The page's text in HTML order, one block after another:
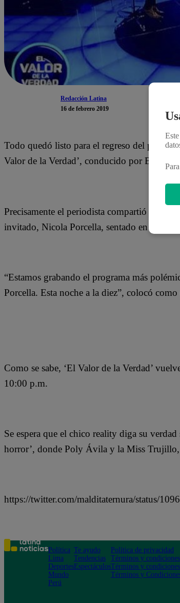
Redacción Latina
16 de febrero 2019
Todo quedó listo para el regreso del
Valor de la Verdad’, conducido por Beto
Precisamente el periodista compartió en su
invitado, Nicola Porcella, sentado en el
“Estamos grabando el programa más
Porcella. Esta noche a la diez”, colocó
Como se sabe, ‘El Valor de la Verdad’
10:00 p.m.
Se espera que el chico reality diga su
horror’, donde Poly Ávila y la Miss Trujillo,
https://twitter.com/malditaternura/status/
Política
Lima
Deportes
Mundo
Perú
Te ayudo
Tendencias
Espectáculos
Política de privacidad
Términos y condiciones
Términos y
Términos y